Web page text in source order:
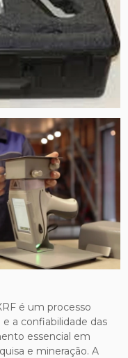
é um processo
a confiabilidade das
essencial em
e mineração. A